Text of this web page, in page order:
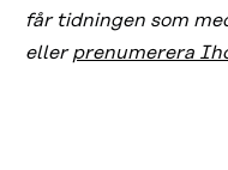
får tidningen som
ellerprenumerera